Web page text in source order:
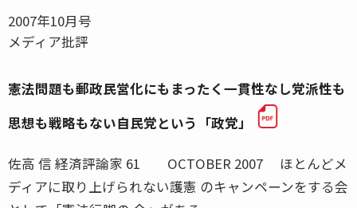
2007年10月号
メディア批評
憲法問題も郵政民営化にもまったく一貫性なし党派性も
思想も戦略もない自民党という「政党」
佐高 信 経済評論家 61 OCTOBER 2007 ほとんどメ
ディアに取り上げられない護憲 のキャンペーンをする会